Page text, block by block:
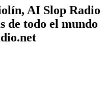
AI Slop Radio
de todo el mundo